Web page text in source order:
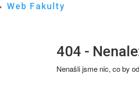
Web Fakulty
404 -
Nenašli jsme nic, co by